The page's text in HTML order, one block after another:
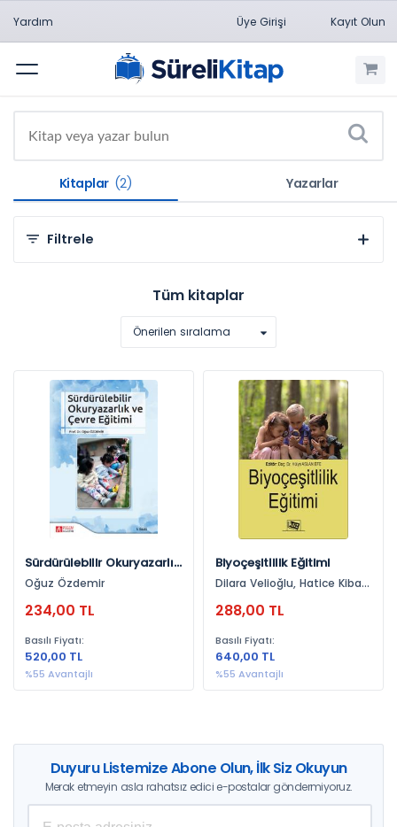
Yardım Üye Girişi Kayıt Olun
Menü
Kitaplar (2) Yazarlar
Filtrele
Konulara Göre
Eğitim Bilimleri (1)
Eğitim (1)
Yayınevlerine Göre
Pegem Akademi Yayıncılık (1)
Anı Yayıncılık (1)
Yıllara Göre
2024 (1)
2023 (1)
Tüm kitaplar
Önerilen sıralama
Sürdürülebilir Okuryazarlık
Ve Eğitimi
Oğuz Özdemir
234,00 TL
Basılı Fiyatı:
520,00 TL
%55 Avantajlı
Biyoçeşitlilik Eğitimi
Dilara Velioğlu, Hatice Kibar,
Derman, Mehmet Yakışan,
Aslan Efe, Yılmaz Kara,
Özgür Kıvılcan Doğan, Seda
Çavuş Güngören, Ümit
Demiral, Ferhat Karakaya,
Kılıç, Yüksel Coşkun
288,00 TL
Basılı Fiyatı:
640,00 TL
%55 Avantajlı
Duyuru Listemize Abone Olun, İlk Siz Okuyun
Merak etmeyin asla rahatsız edici e-postalar göndermiyoruz.